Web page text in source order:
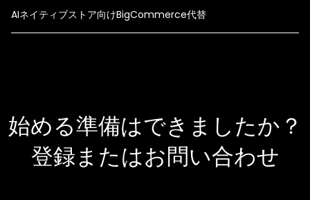
AIネイティブストア向けBigCommerce代替
始める準備はできましたか？
登録またはお問い合わせ